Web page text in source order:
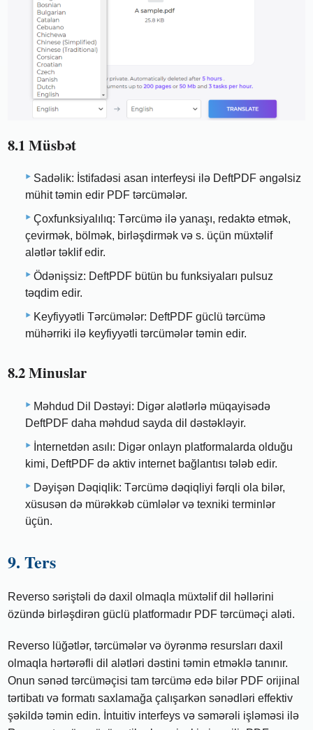
8.1 Müsbət
Sadəlik: İstifadəsi asan interfeysi ilə DeftPDF əngəlsiz
mühit təmin edir PDF tərcümələr.
Çoxfunksiyalılıq: Tərcümə ilə yanaşı, redaktə etmək,
çevirmək, bölmək, birləşdirmək və s. üçün müxtəlif
alətlər təklif edir.
Ödənişsiz: DeftPDF bütün bu funksiyaları pulsuz
təqdim edir.
Keyfiyyətli Tərcümələr: DeftPDF güclü tərcümə
mühərriki ilə keyfiyyətli tərcümələr təmin edir.
8.2 Minuslar
Məhdud Dil Dəstəyi: Digər alətlərlə müqayisədə
DeftPDF daha məhdud sayda dil dəstəkləyir.
İnternetdən asılı: Digər onlayn platformalarda olduğu
kimi, DeftPDF də aktiv internet bağlantısı tələb edir.
Dəyişən Dəqiqlik: Tərcümə dəqiqliyi fərqli ola bilər,
xüsusən də mürəkkəb cümlələr və texniki terminlər
üçün.
9. Ters
Reverso səriştəli də daxil olmaqla müxtəlif dil həllərini
özündə birləşdirən güclü platformadır PDF tərcüməçi aləti.
Reverso lüğətlər, tərcümələr və öyrənmə resursları daxil
olmaqla hərtərəfli dil alətləri dəstini təmin etməklə tanınır.
Onun sənəd tərcüməçisi tam tərcümə edə bilər PDF orijinal
tərtibatı və formatı saxlamağa çalışarkən sənədləri effektiv
şəkildə təmin edin. İntuitiv interfeys və səmərəli işləməsi ilə